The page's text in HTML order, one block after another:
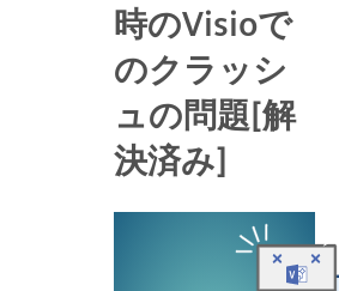
時のVisioで
のクラッシ
ュの問題[解
決済み]